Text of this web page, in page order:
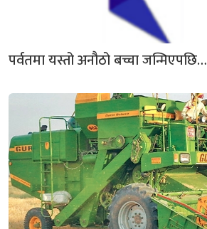
पर्वतमा यस्तो अनौठो बच्चा जन्मिएपछि…